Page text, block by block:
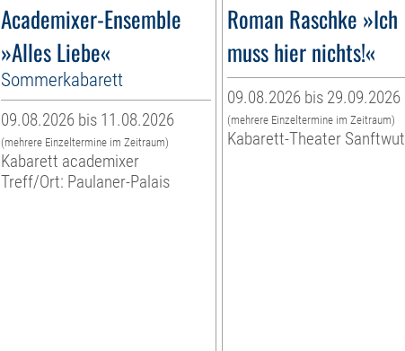
Academixer-Ensemble
»Alles Liebe«
Sommerkabarett
09.08.2026 bis 11.08.2026
(mehrere Einzeltermine im Zeitraum)
Kabarett academixer
Treff/Ort: Paulaner-Palais
Roman Raschke »Ich
muss hier nichts!«
09.08.2026 bis 29.09.2026
(mehrere Einzeltermine im Zeitraum)
Kabarett-Theater Sanftwut